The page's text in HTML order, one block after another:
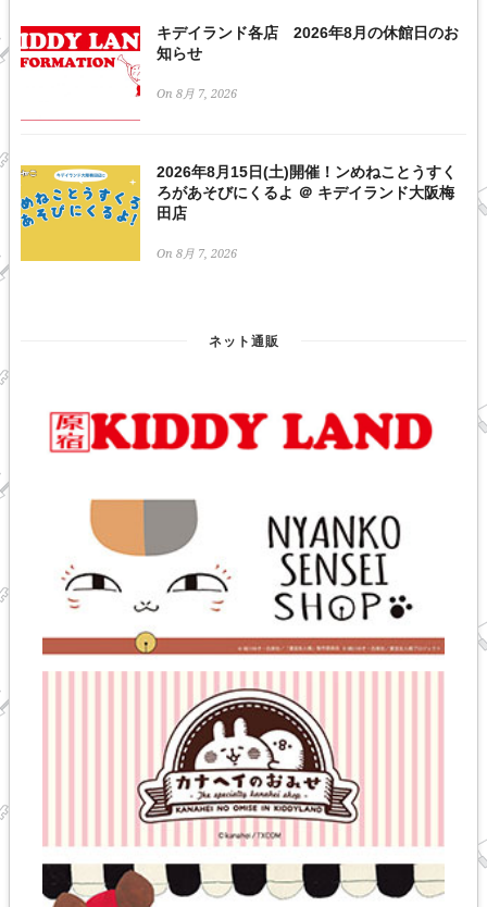
キデイランド各店 2026年8月の休館日のお
知らせ
On 8月 7, 2026
2026年8月15日(土)開催！ンめねことうすく
ろがあそびにくるよ ＠ キデイランド大阪梅
田店
On 8月 7, 2026
ネット通販